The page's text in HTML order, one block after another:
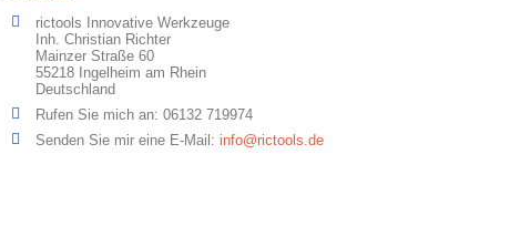
rictools Innovative Werkzeuge
Inh. Christian Richter
Mainzer Straße 60
55218 Ingelheim am Rhein
Deutschland
Rufen Sie mich an: 06132 719974
Senden Sie mir eine E-Mail: info@rictools.de